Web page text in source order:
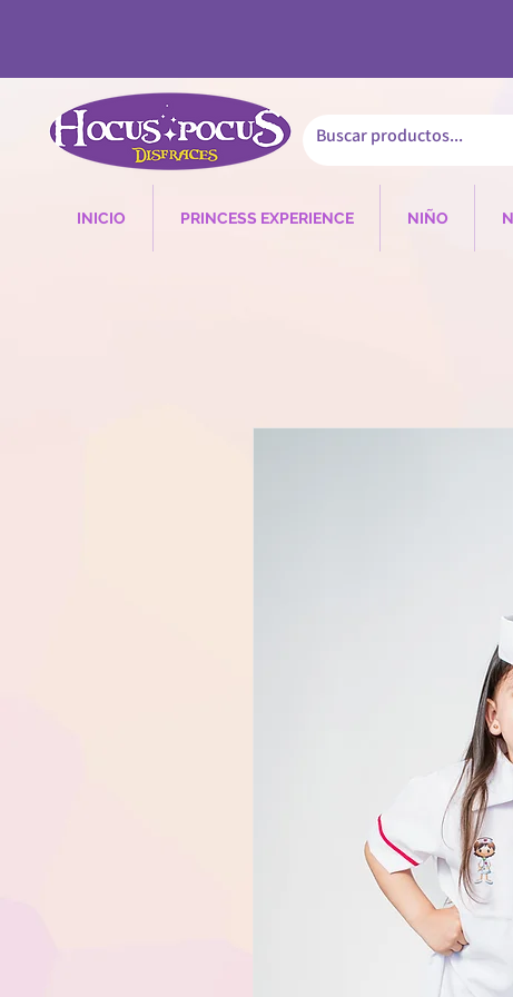
INICIO PRINCESS EXPERIENCE NIÑO